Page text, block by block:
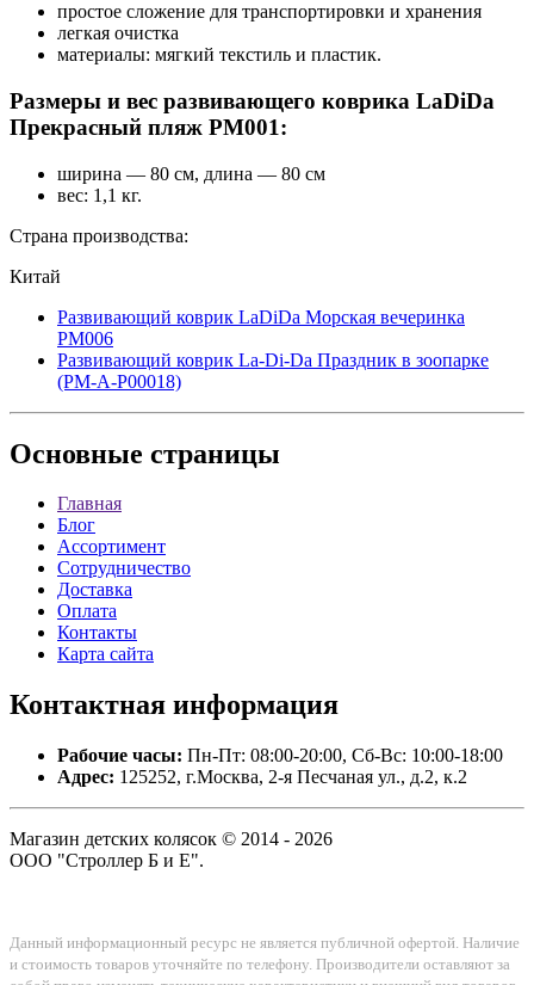
простое сложение для транспортировки и хранения
легкая очистка
материалы: мягкий текстиль и пластик.
Размеры и вес развивающего коврика LaDiDa
Прекрасный пляж PM001:
ширина — 80 см, длина — 80 см
вес: 1,1 кг.
Страна производства:
Китай
Развивающий коврик LaDiDa Морская вечеринка
PM006
Развивающий коврик La-Di-Da Праздник в зоопарке
(PM-A-P00018)
Основные страницы
Главная
Блог
Ассортимент
Сотрудничество
Доставка
Оплата
Контакты
Карта сайта
Контактная информация
Рабочие часы: Пн-Пт: 08:00-20:00, Сб-Вс: 10:00-18:00
Адрес: 125252, г.Москва, 2-я Песчаная ул., д.2, к.2
Магазин детских колясок © 2014 - 2026
ООО "Строллер Б и Е".
Данный информационный ресурс не является публичной офертой. Наличие
и стоимость товаров уточняйте по телефону. Производители оставляют за